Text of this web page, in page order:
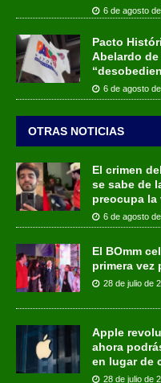
6 de agosto
Pacto
Abelardo
6 de agosto
OTRAS NOTICIAS
El crimen
se sabe de
preocupa la
6 de agosto
El BOmm
primera vez
28 de julio de
Apple
ahora
en lugar de
28 de julio de